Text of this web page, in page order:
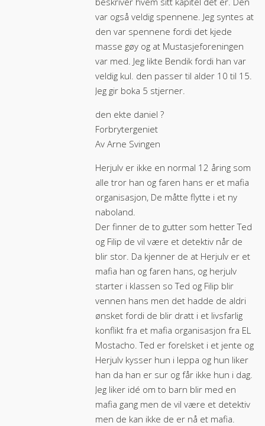
var også veldig spennene. Jeg syntes at
den var spennene fordi det kjede
masse gøy og at Mustasjeforeningen
var med. Jeg likte Bendik fordi han var
veldig kul. den passer til alder 10 til 15.
Jeg gir boka 5 stjerner.
den ekte daniel ?
Forbrytergeniet
Av Arne Svingen
Herjulv er ikke en normal 12 åring som
alle tror han og faren hans er et mafia
organisasjon, De måtte flytte i et ny
naboland.
Der finner de to gutter som hetter Ted
og Filip de vil være et detektiv når de
blir stor. Da kjenner de at Herjulv er et
mafia han og faren hans, og herjulv
starter i klassen so Ted og Filip blir
vennen hans men det hadde de aldri
ønsket fordi de blir dratt i et livsfarlig
konflikt fra et mafia organisasjon fra EL
Mostacho. Ted er forelsket i et jente og
Herjulv kysser hun i leppa og hun liker
han da han er sur og får ikke hun i dag.
Jeg liker idé om to barn blir med en
mafia gang men de vil være et detektiv
men de kan ikke de er nå et mafia.